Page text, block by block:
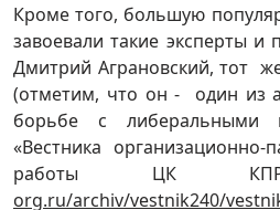
Кроме того, большую
завоевали такие эксперты и
Дмитрий Аграновский, тот
(отметим, что он - один из
борьбе с либеральными
«Вестника
работы ЦК
org.ru/archiv/vestnik240/